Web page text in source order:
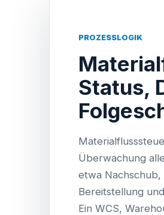
PROZESSLOGIK
Status,
Überwachung
etwa
Bereitstellung
Ein WCS,